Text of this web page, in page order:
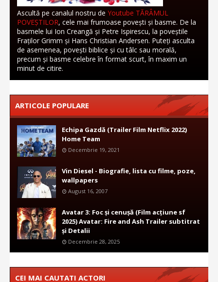
Ascultă pe canalul nostru de Youtube TĂRÂMUL
POVEȘTILOR, cele mai frumoase povești și basme. De la
basmele lui Ion Creangă și Petre Ispirescu, la poveștile
Fraților Grimm și Hans Christian Andersen. Puteți asculta
de asemenea, povești biblice și cu tâlc sau morală,
precum și basme celebre în format scurt, în maxim un
minut de citire.
ARTICOLE POPULARE
Echipa Gazdă (Trailer Film Netflix 2022)
Home Team
Decembrie 19, 2021
Vin Diesel - Biografie, lista cu filme, poze,
wallpapers
August 16, 2007
Avatar 3: Foc și cenușă (Film acțiune sf
2025) Avatar: Fire and Ash Trailer subtitrat
și Detalii
Decembrie 28, 2025
CEI MAI CAUTATI ACTORI